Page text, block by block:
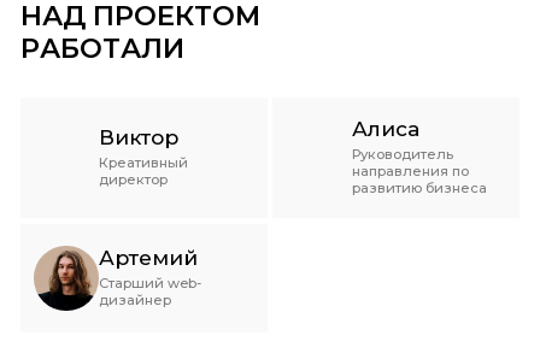
НАД ПРОЕКТОМ
РАБОТАЛИ
Виктор
Креативный
директор
Алиса
Руководитель
направления по
развитию бизнеса
Артемий
Старший web-
дизайнер